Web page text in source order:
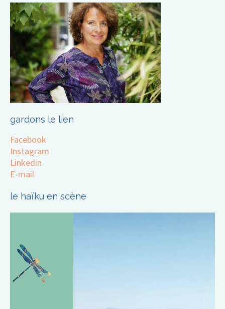
gardons le lien
Facebook
Instagram
Linkedin
E-mail
le haïku en scène